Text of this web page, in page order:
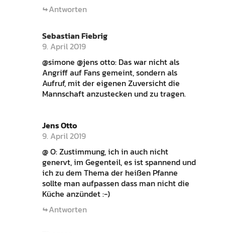
Antworten
Sebastian Fiebrig
9. April 2019
@simone @jens otto: Das war nicht als
Angriff auf Fans gemeint, sondern als
Aufruf, mit der eigenen Zuversicht die
Mannschaft anzustecken und zu tragen.
Jens Otto
9. April 2019
@ O: Zustimmung, ich in auch nicht
genervt, im Gegenteil, es ist spannend und
ich zu dem Thema der heißen Pfanne
sollte man aufpassen dass man nicht die
Küche anzündet :-)
Antworten